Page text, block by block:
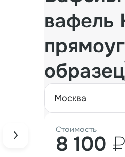
вафель
москва
Стоимость
8 100 ₽